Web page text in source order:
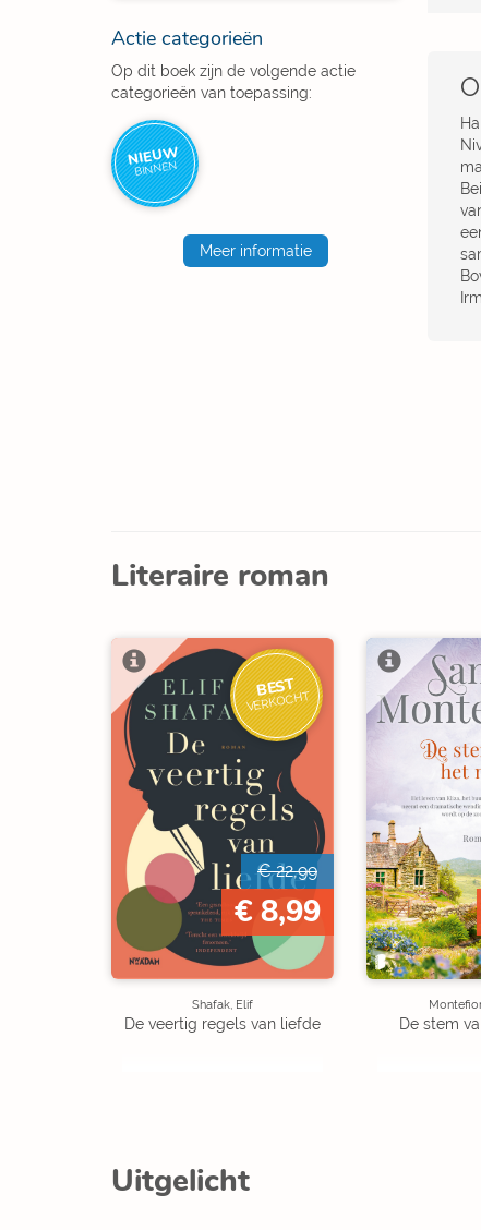
Actie categorieën
Op dit boek zijn de volgende actie
categorieën van toepassing:
NIEUW
BINNEN
Meer informatie
Literaire roman
BEST
VERKOCHT
€ 22,99
€ 8,99
Shafak, Elif
De veertig regels van liefde De stem
Uitgelicht